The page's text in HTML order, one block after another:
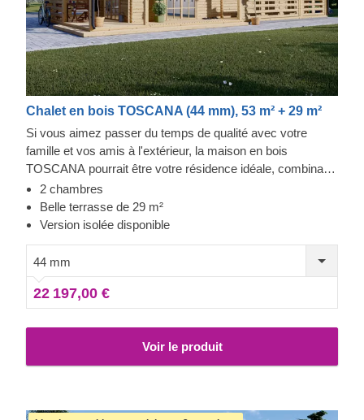
Chalet en bois TOSCANA (44 mm), 53 m² + 29 m²
Si vous aimez passer du temps de qualité avec votre
famille et vos amis à l'extérieur, la maison en bois
TOSCANA pourrait être votre résidence idéale, combinant
un aménagement intérieur spacieux et une magnifique
terrasse entourant la maison. Ce modèle est très apprécié
par ceux qui apprécient l'esthétique intemporelle du bois et
une famille nombreuse et vous permettre de recevoir des
invités quand bon vous semble. Pour votre plus grand
confort, une version isolée de ce modèle est également
disponible.
2 chambres
Belle terrasse de 29 m²
Version isolée disponible
44 mm
22 197,00 €
Voir le produit